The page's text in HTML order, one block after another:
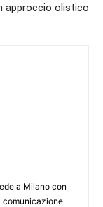
approccio olistico
a Milano con
comunicazione